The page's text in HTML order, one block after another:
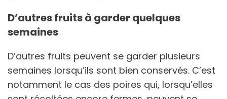
D’autres fruits à garder quelques
semaines
D’autres fruits peuvent se garder plusieurs
semaines lorsqu’ils sont bien conservés. C’est
notamment le cas des poires qui, lorsqu’elles